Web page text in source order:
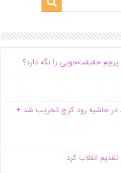
حقیقت‌جویی را نگه دارد؟
در حاشیه‌ رود کرج تخریب شد +